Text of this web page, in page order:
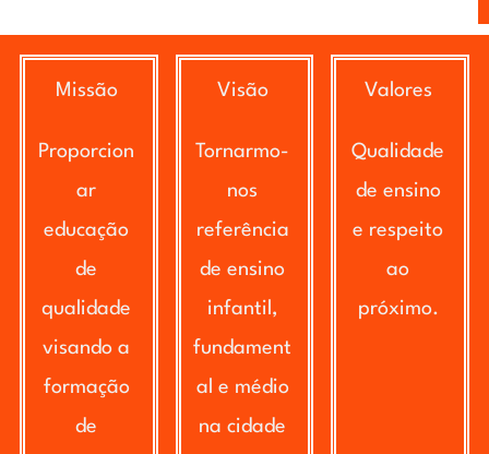
Missão
Proporcion
ar
educação
de
qualidade
visando a
formação
de
Visão
Tornarmo-
nos
referência
de ensino
infantil,
fundament
al e médio
na cidade
Valores
Qualidade
de ensino
e respeito
ao
próximo.